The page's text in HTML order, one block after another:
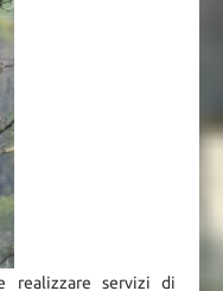
realizzare servizi di